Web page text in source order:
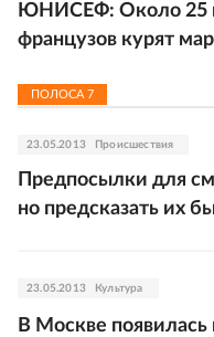
ЮНИСЕФ: Около 25
французов курят
ПОЛОСА 7
23.05.2013 Происшествия
Предпосылки для
но предсказать их
23.05.2013 Культура
В Москве появилась